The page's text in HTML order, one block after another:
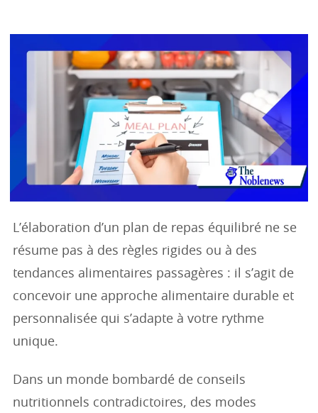
L’élaboration d’un plan de repas équilibré ne se
résume pas à des règles rigides ou à des
tendances alimentaires passagères : il s’agit de
concevoir une approche alimentaire durable et
personnalisée qui s’adapte à votre rythme
unique.
Dans un monde bombardé de conseils
nutritionnels contradictoires, des modes